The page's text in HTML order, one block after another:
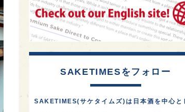
SAKETIMESをフォロー
SAKETIMES(サケタイムズ)は日本酒を中心と